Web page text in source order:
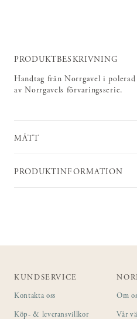
PRODUKTBESKRIVNING
Handtag från Norrgavel i
av Norrgavels förvaringsserie.
MÅTT
PRODUKTINFORMATION
KUNDSERVICE
Kontakta oss
Köp- & leveransvillkor
Om
Vår